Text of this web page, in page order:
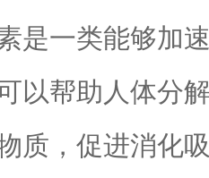
是一类能够加
以帮助人体分
质，促进消化